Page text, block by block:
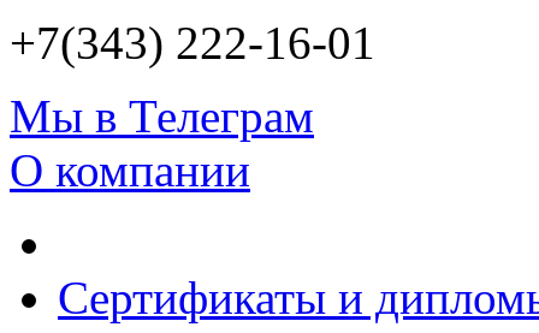
+7(343) 222-16-01
Мы в Телеграм
О компании
Сертификаты и